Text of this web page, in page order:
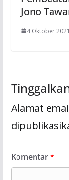
Jono
4 Oktober 2021
Alamat
Komentar*